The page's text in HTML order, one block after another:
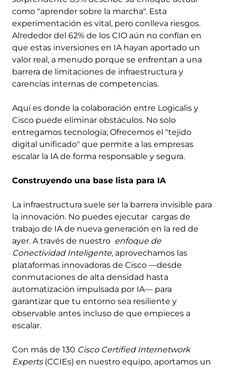
como "aprender sobre la marcha". Esta
experimentación es vital, pero conlleva riesgos.
Alrededor del 62% de los CIO aún no confían en
que estas inversiones en IA hayan aportado un
valor real, a menudo porque se enfrentan a una
barrera de limitaciones de infraestructura y
carencias internas de competencias.
Aquí es donde la colaboración entre Logicalis y
Cisco puede eliminar obstáculos. No solo
entregamos tecnología; Ofrecemos el "tejido
digital unificado" que permite a las empresas
escalar la IA de forma responsable y segura.
Construyendo una base lista para IA
La infraestructura suele ser la barrera invisible para
la innovación. No puedes ejecutar cargas de
trabajo de IA de nueva generación en la red de
ayer. A través de nuestro enfoque de
Conectividad Inteligente, aprovechamos las
plataformas innovadoras de Cisco —desde
conmutaciones de alta densidad hasta
automatización impulsada por IA— para
garantizar que tu entorno sea resiliente y
observable antes incluso de que empieces a
escalar.
Con más de 130 Cisco Certified Internetwork
Experts(CCIEs) en nuestro equipo, aportamos un